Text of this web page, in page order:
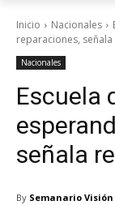
Inicio Nacionales
reparaciones,
Nacionales
Escuela
señala
By Semanario Visión